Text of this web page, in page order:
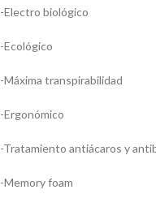
-Electro biológico
-Ecológico
-Máxima transpirabilidad
-Ergonómico
-Tratamiento antiácaros y
-Memory foam